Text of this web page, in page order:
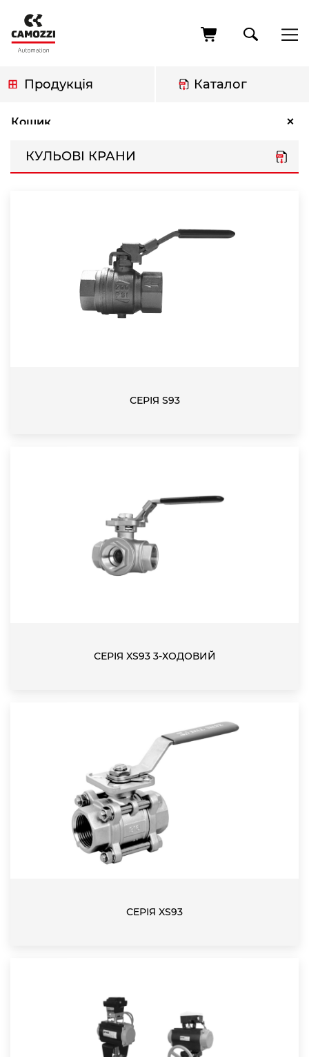
основного
вмісту
Продукція Каталог
Кошик ×
навіґації
КУЛЬОВІ КРАНИ
СЕРІЯ S93
СЕРІЯ XS93 3-ХОДОВИЙ
СЕРІЯ XS93